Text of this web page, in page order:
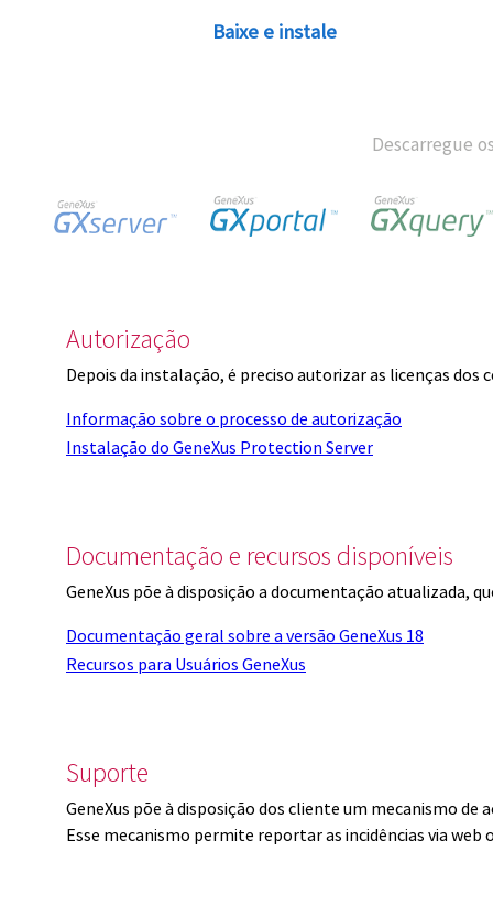
Baixe e instale
Descarregue
Autorização
Depois da instalação, é preciso autorizar as licenças dos
Informação sobre o processo de autorização
Instalação do GeneXus Protection Server
Documentação e recursos disponíveis
GeneXus põe à disposição a documentação atualizada,
Documentação geral sobre a versão GeneXus 18
Recursos para Usuários GeneXus
Suporte
GeneXus põe à disposição dos cliente um mecanismo de
Esse mecanismo permite reportar as incidências via